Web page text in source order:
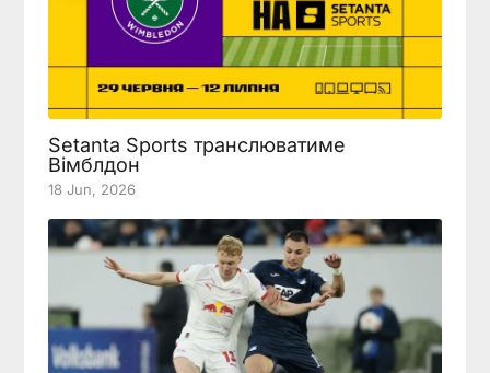
Setanta Sports транслюватиме
Вімблдон
18 Jun, 2026